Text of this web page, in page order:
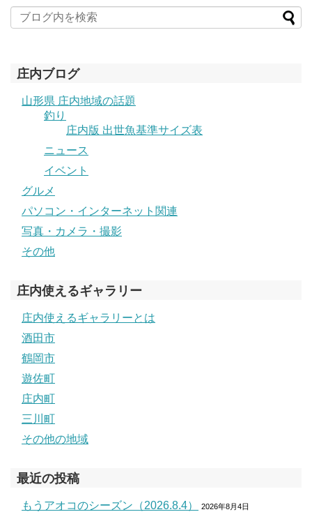
庄内ブログ
山形県 庄内地域の話題
釣り
庄内版 出世魚基準サイズ表
ニュース
イベント
グルメ
パソコン・インターネット関連
写真・カメラ・撮影
その他
庄内使えるギャラリー
庄内使えるギャラリーとは
酒田市
鶴岡市
遊佐町
庄内町
三川町
その他の地域
最近の投稿
もうアオコのシーズン（2026.8.4） 2026年8月4日